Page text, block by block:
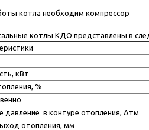
котла необходим компрессор
котлы КДО представлены в
кВт
%
давление в контуре отопления, Атм
отопления, мм